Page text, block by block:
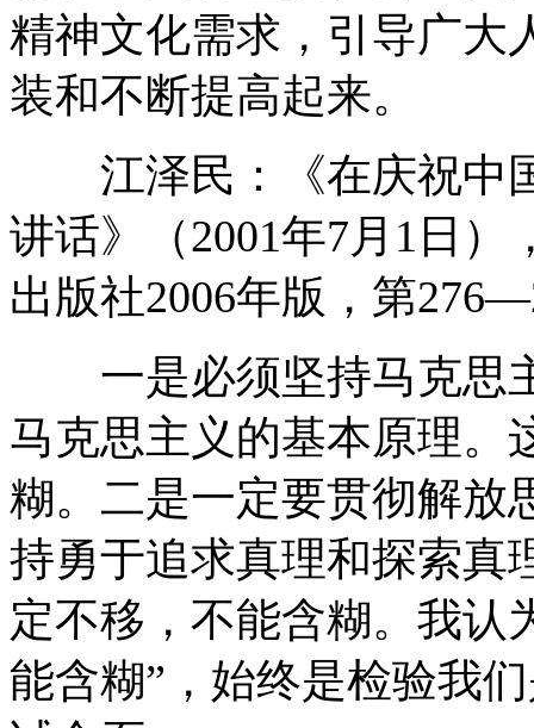
精神文化需求，引导广大
装和不断提高起来。
江泽民：《在庆祝中
讲话》（2001年7月1日
出版社2006年版，第
一是必须坚持马克思
马克思主义的基本原理。
糊。二是一定要贯彻解放
持勇于追求真理和探索真
定不移，不能含糊。我认
能含糊”，始终是检验我